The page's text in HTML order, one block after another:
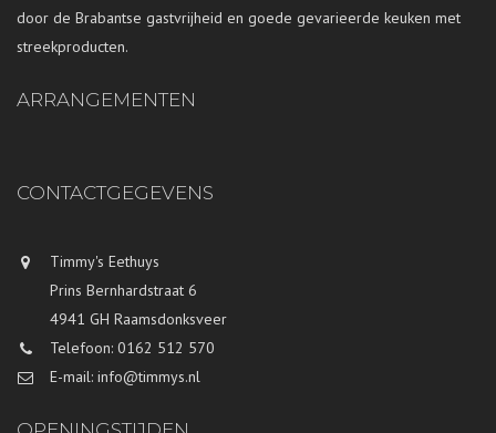
door de Brabantse gastvrijheid en goede gevarieerde keuken met
streekproducten.
ARRANGEMENTEN
CONTACTGEGEVENS
Timmy's Eethuys
Prins Bernhardstraat 6
4941 GH Raamsdonksveer
Telefoon: 0162 512 570
E-mail: info@timmys.nl